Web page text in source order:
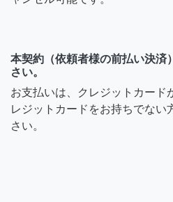
本契約（依頼者様の前払い決済
さい。
お支払いは、クレジットカード
レジットカードをお持ちでない
さい。